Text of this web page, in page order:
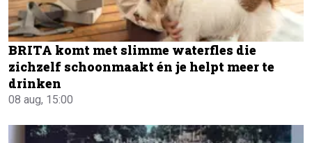
BRITA komt met slimme waterfles die
zichzelf schoonmaakt én je helpt meer te
drinken
08 aug, 15:00